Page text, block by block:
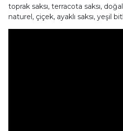
toprak saksı, terracota saksı,
naturel, çiçek, ayaklı saksı, yeşil